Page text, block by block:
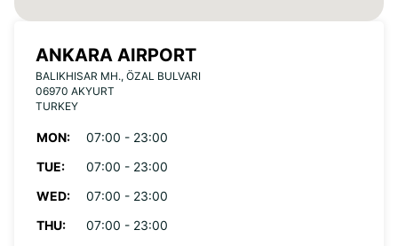
ANKARA AIRPORT
BALIKHISAR MH., ÖZAL BULVARI
06970 AKYURT
TURKEY
MON:
07:00 - 23:00
TUE:
07:00 - 23:00
WED:
07:00 - 23:00
THU:
07:00 - 23:00